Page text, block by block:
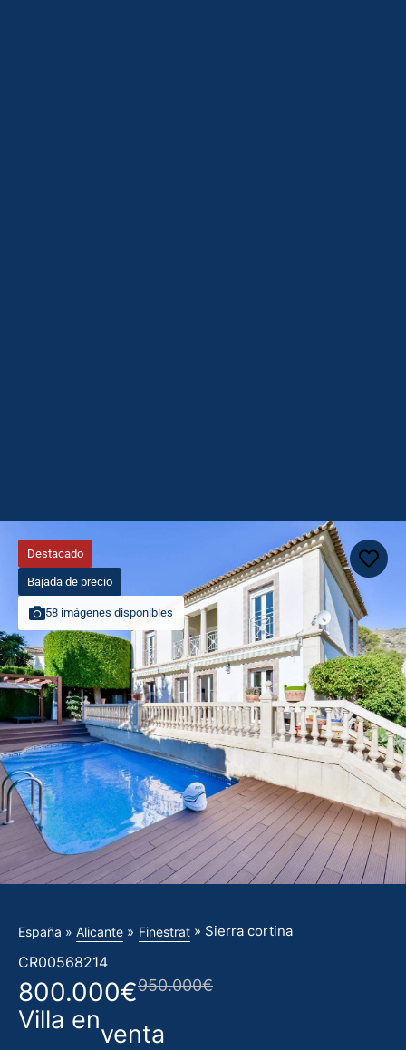
España » Alicante » Finestrat » Sierra cortina
CR00568214
800.000€950.000€
Villa enventa
58 imágenes disponibles
Destacado
Bajada de precio